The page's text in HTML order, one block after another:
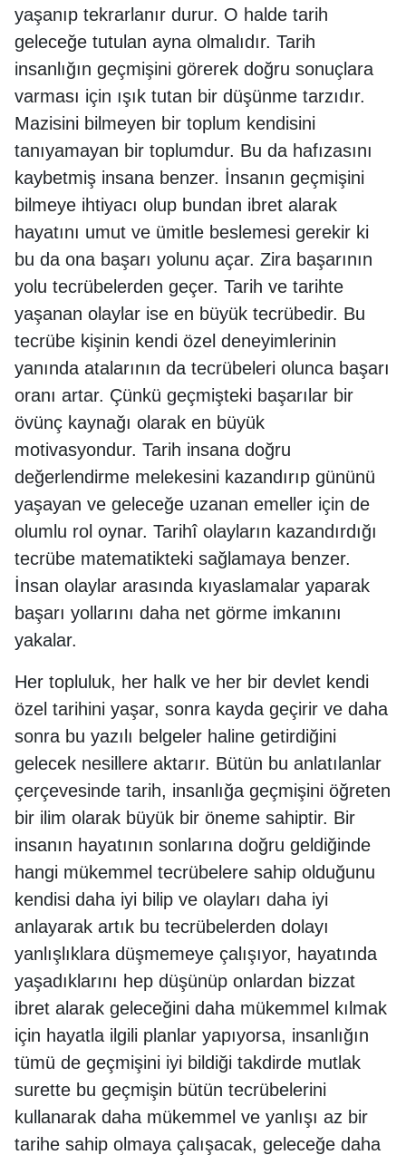
yaşanıp tekrarlanır durur. O halde tarih
geleceğe tutulan ayna olmalıdır. Tarih
insanlığın geçmişini görerek doğru sonuçlara
varması için ışık tutan bir düşünme tarzıdır.
Mazisini bilmeyen bir toplum kendisini
tanıyamayan bir toplumdur. Bu da hafızasını
kaybetmiş insana benzer. İnsanın geçmişini
bilmeye ihtiyacı olup bundan ibret alarak
hayatını umut ve ümitle beslemesi gerekir ki
bu da ona başarı yolunu açar. Zira başarının
yolu tecrübelerden geçer. Tarih ve tarihte
yaşanan olaylar ise en büyük tecrübedir. Bu
tecrübe kişinin kendi özel deneyimlerinin
yanında atalarının da tecrübeleri olunca başarı
oranı artar. Çünkü geçmişteki başarılar bir
övünç kaynağı olarak en büyük
motivasyondur. Tarih insana doğru
değerlendirme melekesini kazandırıp gününü
yaşayan ve geleceğe uzanan emeller için de
olumlu rol oynar. Tarihî olayların kazandırdığı
tecrübe matematikteki sağlamaya benzer.
İnsan olaylar arasında kıyaslamalar yaparak
başarı yollarını daha net görme imkanını
yakalar.
Her topluluk, her halk ve her bir devlet kendi
özel tarihini yaşar, sonra kayda geçirir ve daha
sonra bu yazılı belgeler haline getirdiğini
gelecek nesillere aktarır. Bütün bu anlatılanlar
çerçevesinde tarih, insanlığa geçmişini öğreten
bir ilim olarak büyük bir öneme sahiptir. Bir
insanın hayatının sonlarına doğru geldiğinde
hangi mükemmel tecrübelere sahip olduğunu
kendisi daha iyi bilip ve olayları daha iyi
anlayarak artık bu tecrübelerden dolayı
yanlışlıklara düşmemeye çalışıyor, hayatında
yaşadıklarını hep düşünüp onlardan bizzat
ibret alarak geleceğini daha mükemmel kılmak
için hayatla ilgili planlar yapıyorsa, insanlığın
tümü de geçmişini iyi bildiği takdirde mutlak
surette bu geçmişin bütün tecrübelerini
kullanarak daha mükemmel ve yanlışı az bir
tarihe sahip olmaya çalışacak, geleceğe daha